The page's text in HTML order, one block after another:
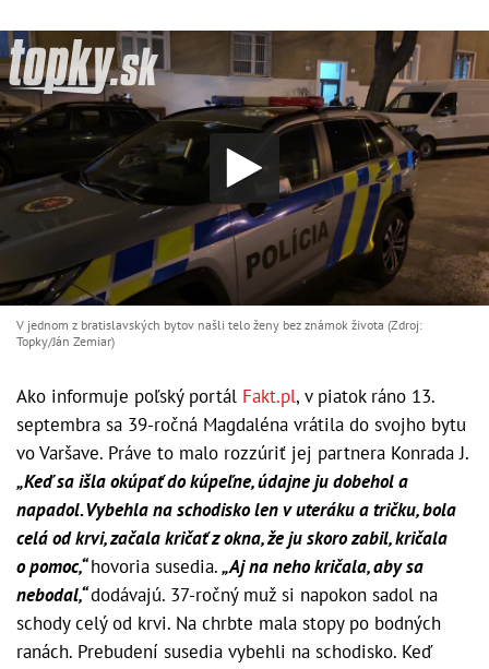
V jednom z bratislavských bytov našli telo ženy bez známok života (Zdroj:
Topky/Ján Zemiar)
Ako informuje poľský portál Fakt.pl, v piatok ráno 13.
septembra sa 39-ročná Magdaléna vrátila do svojho bytu
vo Varšave. Práve to malo rozzúriť jej partnera Konrada J.
„Keď sa išla okúpať do kúpeľne, údajne ju dobehol a
napadol. Vybehla na schodisko len v uteráku a tričku, bola
celá od krvi, začala kričať z okna, že ju skoro zabil, kričala
o pomoc,“hovoria susedia.„Aj na neho kričala, aby sa
nebodal,“dodávajú. 37-ročný muž si napokon sadol na
schody celý od krvi. Na chrbte mala stopy po bodných
ranách. Prebudení susedia vybehli na schodisko. Keď